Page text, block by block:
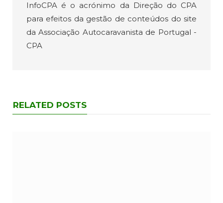
InfoCPA é o acrónimo da Direção do CPA
para efeitos da gestão de conteúdos do site
da Associação Autocaravanista de Portugal -
CPA
RELATED POSTS